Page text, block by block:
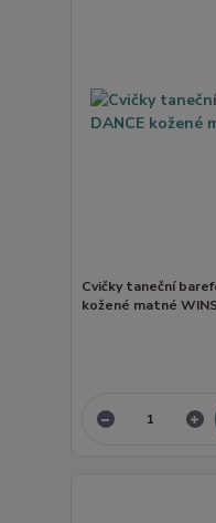
Cvičky taneční
kožené matné